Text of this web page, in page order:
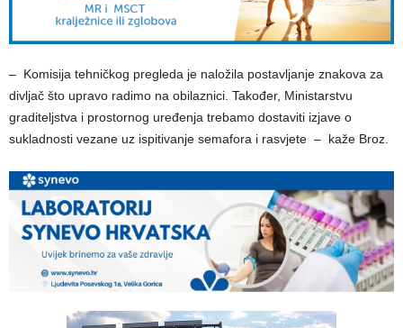
– Komisija tehničkog pregleda je naložila postavljanje znakova za
divljač što upravo radimo na obilaznici. Također, Ministarstvu
graditeljstva i prostornog uređenja trebamo dostaviti izjave o
sukladnosti vezane uz ispitivanje semafora i rasvjete – kaže Broz.